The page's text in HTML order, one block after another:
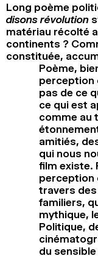
Long poème
disons révolution
matériau récolté
continents ?
constituée,
Poème,
perception
pas de ce
ce qui est
comme au
amitiés,
qui nous
film existe.
perception
travers
familiers,
mythique,
Politique,
du